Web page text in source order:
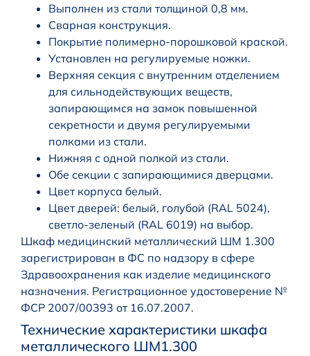
Выполнен из стали толщиной 0,8 мм.
Сварная конструкция.
Покрытие полимерно-порошковой краской.
Установлен на регулируемые ножки.
Верхняя секция с внутренним отделением
для сильнодействующих веществ,
запирающимся на замок повышенной
секретности и двумя регулируемыми
полками из стали.
Нижняя с одной полкой из стали.
Обе секции с запирающимися дверцами.
Цвет корпуса белый.
Цвет дверей: белый, голубой (RAL 5024),
светло-зеленый (RAL 6019) на выбор.
Шкаф медицинский металлический ШМ 1.300
зарегистрирован в ФС по надзору в сфере
Здравоохранения как изделие медицинского
назначения. Регистрационное удостоверение №
ФСР 2007/00393 от 16.07.2007.
Технические характеристики шкафа
металлического ШМ1.300